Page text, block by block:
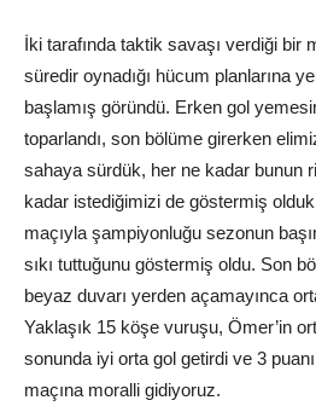
İki tarafında taktik savaşı verdiği bir
süredir oynadığı hücum planlarına
başlamış göründü. Erken gol
toparlandı, son bölüme girerken
sahaya sürdük, her ne kadar bunun
kadar istediğimizi de göstermiş
maçıyla şampiyonluğu sezonun
sıkı tuttuğunu göstermiş oldu. Son
beyaz duvarı yerden açamayınca
Yaklaşık 15 köşe vuruşu, Ömer’in
sonunda iyi orta gol getirdi ve 3
maçına moralli gidiyoruz.